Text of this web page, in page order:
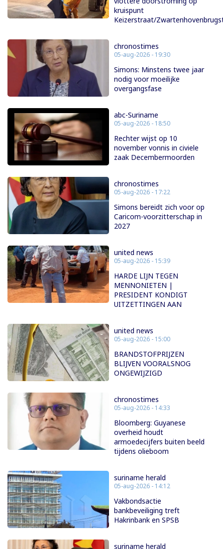
kruispunt
Keizerstraat/
chronostimes
05-aug-2026 - 19:30
Simons: Minstens twee jaar
nodig voor moeilijke
overgangsfase
abc-Suriname
05-aug-2026 - 18:50
Rechter wijst op 10
november vonnis in civiele
zaak Decembermoorden
chronostimes
05-aug-2026 - 17:22
Simons bereidt zich voor op
Caricom-voorzitterschap in
2027
united news
05-aug-2026 - 15:39
HARDE LIJN TEGEN
MENNONIETEN |
PRESIDENT KONDIGT
UITZETTINGEN AAN
united news
05-aug-2026 - 15:00
BRANDSTOFPRIJZEN
BLIJVEN VOORALSNOG
ONGEWIJZIGD
chronostimes
05-aug-2026 - 14:33
Bloomberg: Guyanese
overheid houdt
armoedecijfers buiten beeld
tijdens olieboom
suriname herald
05-aug-2026 - 14:12
Vakbondsactie
bankbeveiliging treft
Hakrinbank en SPSB
suriname herald